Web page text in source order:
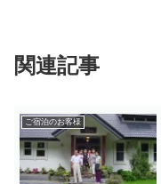
関連記事
ご宿泊のお客様